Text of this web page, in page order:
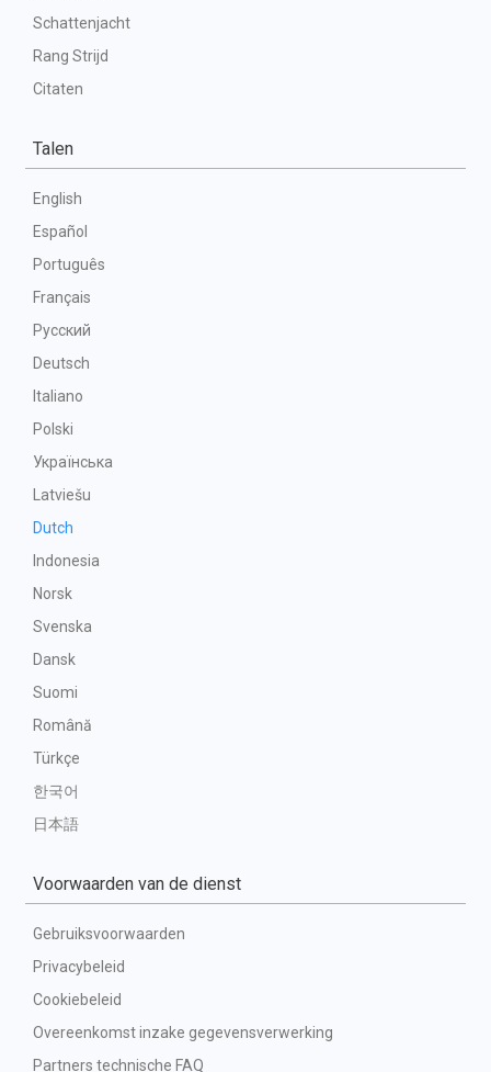
Schattenjacht
Rang Strijd
Citaten
Talen
English
Español
Português
Français
Русский
Deutsch
Italiano
Polski
Українська
Latviešu
Dutch
Indonesia
Norsk
Svenska
Dansk
Suomi
Română
Türkçe
한국어
日本語
Voorwaarden van de dienst
Gebruiksvoorwaarden
Privacybeleid
Cookiebeleid
Overeenkomst inzake gegevensverwerking
Partners technische FAQ